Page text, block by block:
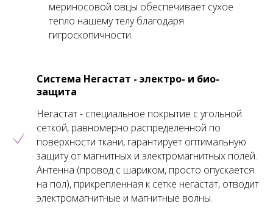
мериносовой овцы обеспечивает сухое
тепло нашему телу благодаря
гигроскопичности.
Система Негастат - электро- и био-
защита
Негастат - специальное покрытие с угольной
сеткой, равномерно распределенной по
поверхности ткани, гарантирует оптимальную
защиту от магнитных и электромагнитных полей.
Антенна (провод с шариком, просто опускается
на пол), прикрепленная к сетке негастат, отводит
электромагнитные и магнитные волны.